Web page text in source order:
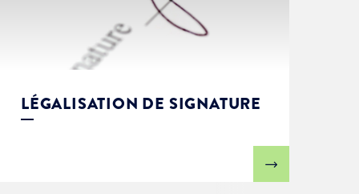
LÉGALISATION DE SIGNATURE